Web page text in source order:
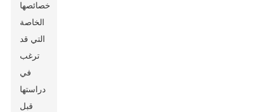
خصائصها
الخاصة
التي قد
ترغب
في
دراستها
قبل